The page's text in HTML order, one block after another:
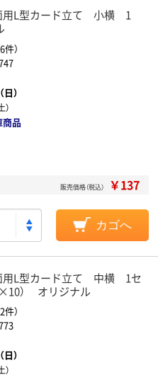
L型カード立て 小横 1
6件）
）
商品
販売価格（税込） ￥137
カゴへ
L型カード立て 中横 1セ
×10） オリジナル
2件）
）